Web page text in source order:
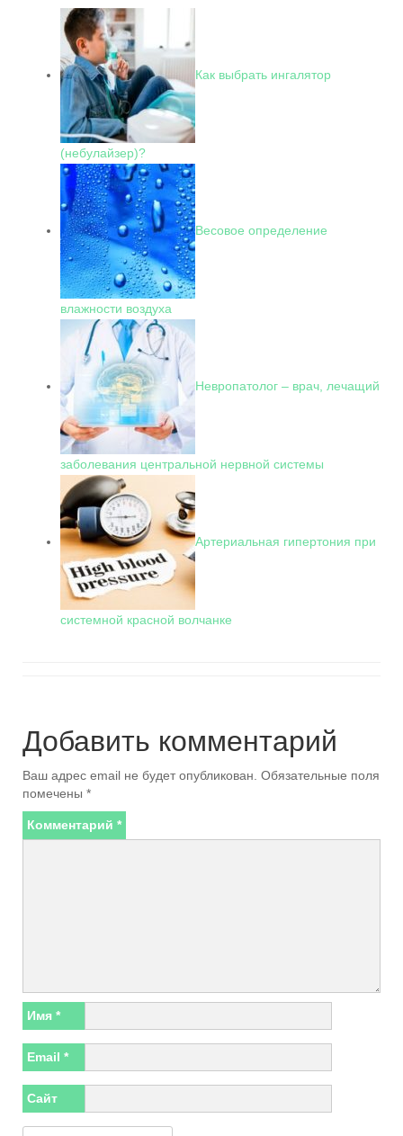
Как выбрать ингалятор
(небулайзер)?
Весовое определение
влажности воздуха
Невропатолог – врач, лечащий
заболевания центральной нервной системы
Артериальная гипертония при
системной красной волчанке
Добавить комментарий
Ваш адрес email не будет опубликован. Обязательные поля
помечены *
Комментарий *
Имя *
Email *
Сайт